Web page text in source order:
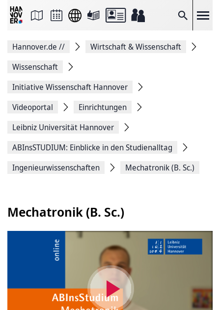
Suche
Seite
Facebook
teilen
Seitenlink
Seite
Hannover.de //
Wirtschaft & Wissenschaft
Wissenschaft
Initiative Wissenschaft Hannover
Videoportal
Einrichtungen
Leibniz Universität Hannover
ABInsSTUDIUM: Einblicke in den Studienalltag
Ingenieurwissenschaften
Mechatronik (B. Sc.)
Mechatronik (B. Sc.)
Video